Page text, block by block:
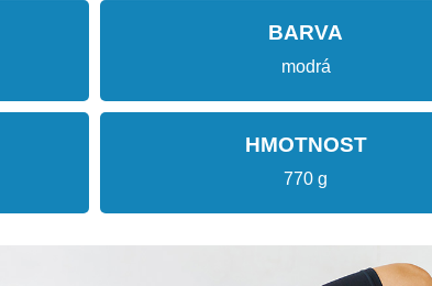
BARVA
modrá
HMOTNOST
770 g